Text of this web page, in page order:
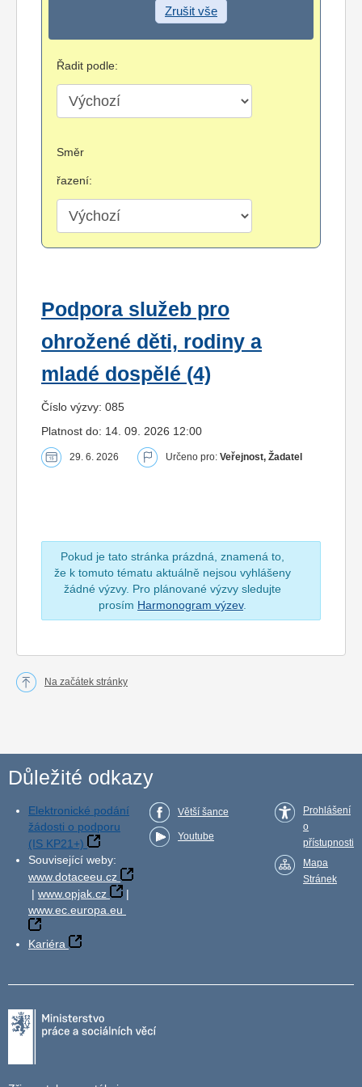
Zrušit vše
Řadit podle:
Směr
řazení:
Podpora služeb pro
ohrožené děti, rodiny a
mladé dospělé (4)
Číslo výzvy: 085
Platnost do: 14. 09. 2026 12:00
29. 6. 2026 Určeno pro: Veřejnost, Žadatel
Pokud je tato stránka prázdná, znamená to,
že k tomuto tématu aktuálně nejsou vyhlášeny
žádné výzvy. Pro plánované výzvy sledujte
prosím Harmonogram výzev.
Na začátek stránky
Důležité odkazy
Elektronické podání
žádosti o podporu
(IS KP21+)
Související weby:
www.dotaceeu.cz
| www.opjak.cz
|
www.ec.europa.eu
Kariéra
Větší šance
Youtube
Prohlášení
o
přístupnosti
Mapa
Stránek